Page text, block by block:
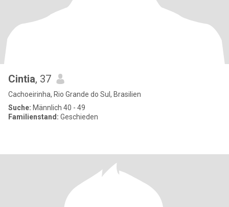
Cintia, 37
Cachoeirinha, Rio Grande do Sul, Brasilien
Suche: Männlich 40 - 49
Familienstand: Geschieden